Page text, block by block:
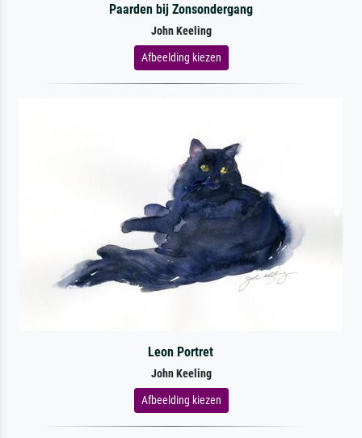
Paarden bij Zonsondergang
John Keeling
Afbeelding kiezen
Leon Portret
John Keeling
Afbeelding kiezen